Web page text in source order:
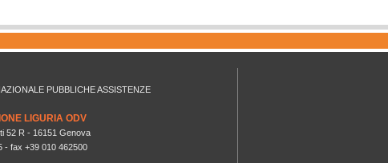
PUBBLICHE ASSISTENZE
LIGURIA ODV
52 R - 16151 Genova
- fax +39 010 462500